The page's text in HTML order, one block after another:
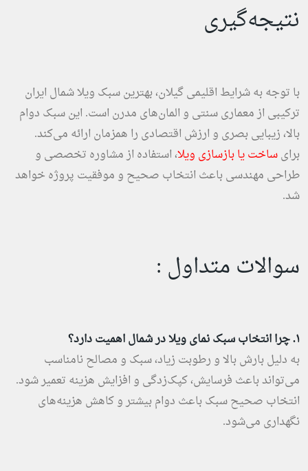
نتیجه‌گیری
با توجه به شرایط اقلیمی گیلان، بهترین سبک ویلا شمال ایران
ترکیبی از معماری سنتی و المان‌های مدرن است. این سبک دوام
بالا، زیبایی بصری و ارزش اقتصادی را همزمان ارائه می‌کند.
برایساخت یا بازسازی ویلا، استفاده از مشاوره تخصصی و
طراحی مهندسی باعث انتخاب صحیح و موفقیت پروژه خواهد
شد.
سوالات متداول :
۱. چرا انتخاب سبک نمای ویلا در شمال اهمیت دارد؟
به دلیل بارش بالا و رطوبت زیاد، سبک و مصالح نامناسب
می‌تواند باعث فرسایش، کپک‌زدگی و افزایش هزینه تعمیر شود.
انتخاب صحیح سبک باعث دوام بیشتر و کاهش هزینه‌های
نگهداری می‌شود.